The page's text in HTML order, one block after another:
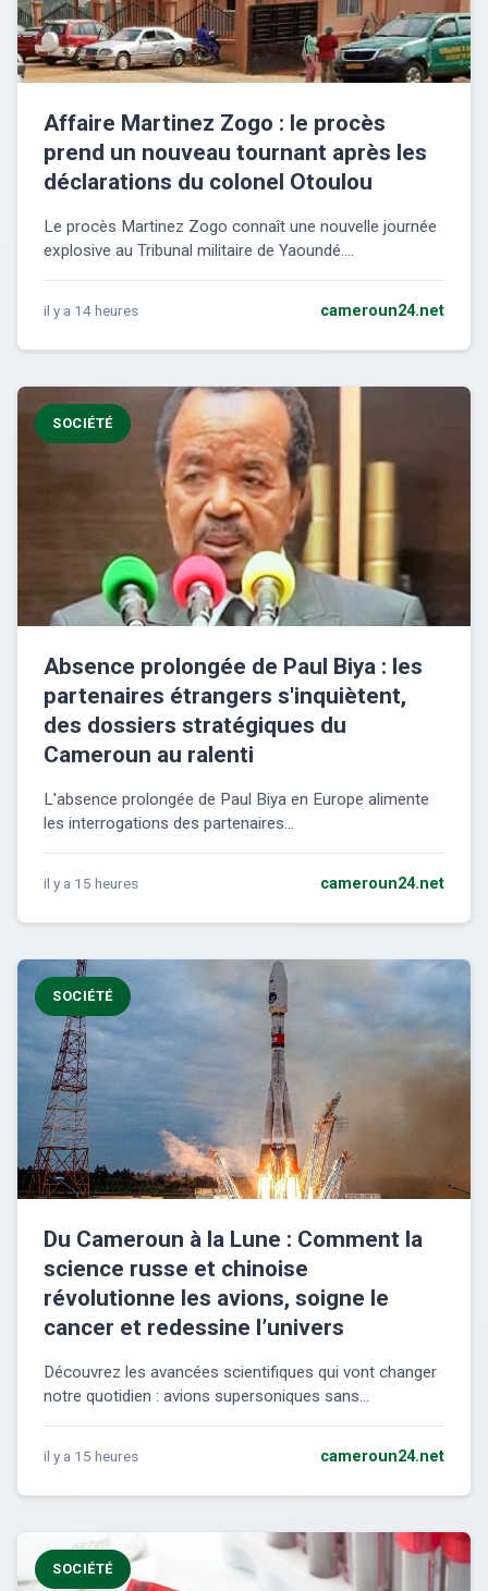
Affaire Martinez Zogo : le procès
prend un nouveau tournant après les
déclarations du colonel Otoulou
Le procès Martinez Zogo connaît une nouvelle journée
explosive au Tribunal militaire de Yaoundé....
il y a 14 heures cameroun24.net
SOCIÉTÉ
Absence prolongée de Paul Biya : les
partenaires étrangers s'inquiètent,
des dossiers stratégiques du
Cameroun au ralenti
L'absence prolongée de Paul Biya en Europe alimente
les interrogations des partenaires...
il y a 15 heures cameroun24.net
SOCIÉTÉ
Du Cameroun à la Lune : Comment la
science russe et chinoise
révolutionne les avions, soigne le
cancer et redessine l’univers
Découvrez les avancées scientifiques qui vont changer
notre quotidien : avions supersoniques sans...
il y a 15 heures cameroun24.net
SOCIÉTÉ